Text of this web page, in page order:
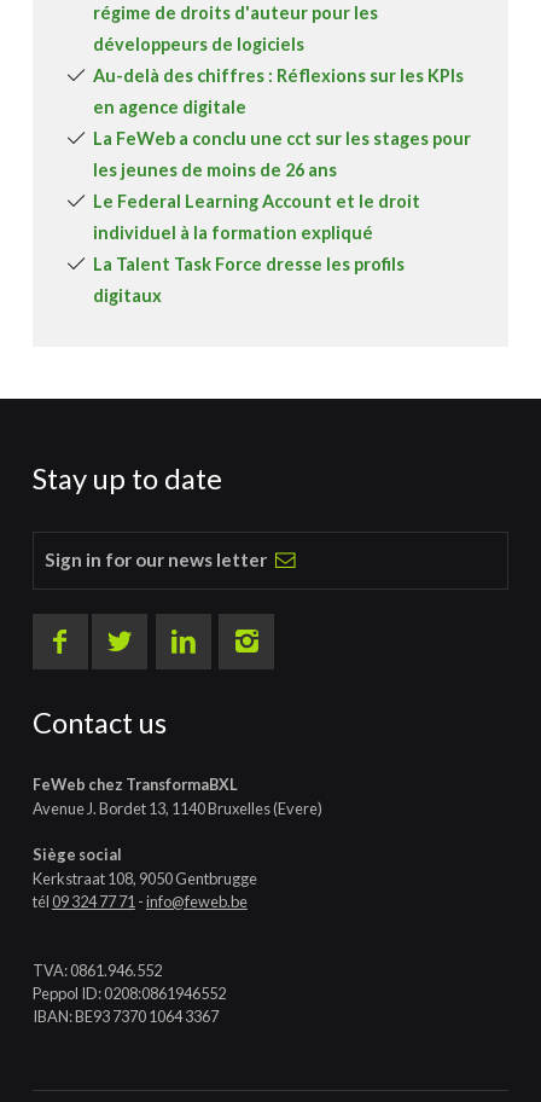
régime de droits d'auteur pour les
développeurs de logiciels
Au-delà des chiffres : Réflexions sur les KPIs
en agence digitale
La FeWeb a conclu une cct sur les stages pour
les jeunes de moins de 26 ans
Le Federal Learning Account et le droit
individuel à la formation expliqué
La Talent Task Force dresse les profils
digitaux
Stay up to date
Sign in for our news letter
Contact us
FeWeb chez TransformaBXL
Avenue J. Bordet 13, 1140 Bruxelles (Evere)
Siège social
Kerkstraat 108, 9050 Gentbrugge
tél09 324 77 71 -info@feweb.be
TVA: 0861.946.552
Peppol ID: 0208:0861946552
IBAN: BE93 7370 1064 3367